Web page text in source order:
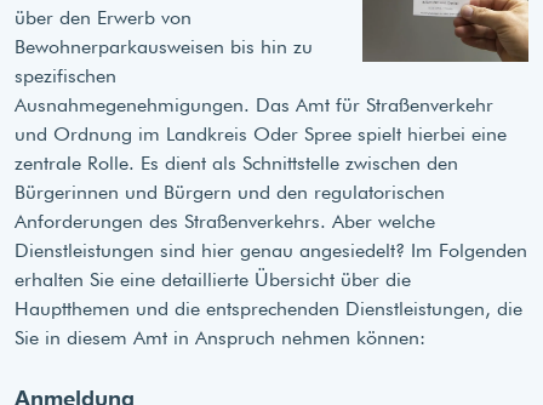
über den Erwerb von
Bewohnerparkausweisen bis hin zu
spezifischen
Ausnahmegenehmigungen. Das Amt für Straßenverkehr
und Ordnung im Landkreis Oder Spree spielt hierbei eine
zentrale Rolle. Es dient als Schnittstelle zwischen den
Bürgerinnen und Bürgern und den regulatorischen
Anforderungen des Straßenverkehrs. Aber welche
Dienstleistungen sind hier genau angesiedelt? Im Folgenden
erhalten Sie eine detaillierte Übersicht über die
Hauptthemen und die entsprechenden Dienstleistungen, die
Sie in diesem Amt in Anspruch nehmen können:
Anmeldung